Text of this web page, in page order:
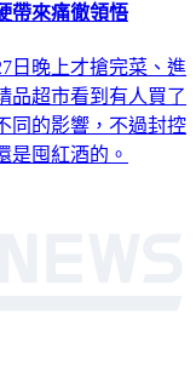
帶來痛徹領悟
日晚上才搶完菜、進
品超市看到有人買了
同的影響，不過封控
是囤紅酒的。